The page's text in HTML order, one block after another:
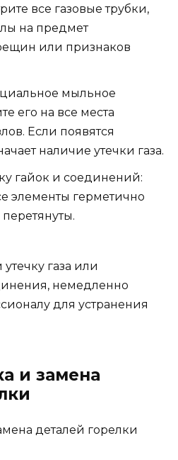
все газовые трубки,
на предмет
или признаков
мыльное
его на все места
Если появятся
наличие утечки газа.
гайок и соединений:
элементы герметично
газа или
немедленно
для устранения
и замена